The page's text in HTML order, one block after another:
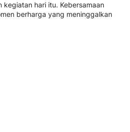
hari itu. Kebersamaan
berharga yang meninggalkan